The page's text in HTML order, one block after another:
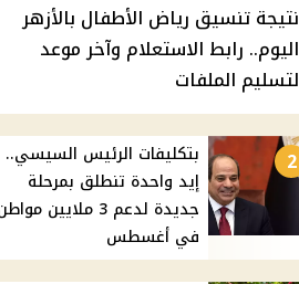
نتيجة تنسيق رياض الأطفال بالأزهر
اليوم.. رابط الاستعلام وآخر موعد
لتسليم الملفات
2
بتكليفات الرئيس السيسي..
إيد واحدة تنطلق بمرحلة
جديدة لدعم 3 ملايين
في أغسطس